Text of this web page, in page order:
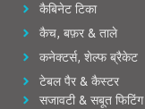
कैबिनेट टिका
कैच, बफ़र & ताले
कनेक्टर्स, शेल्फ ब्रैकेट
टेबल पैर & कैस्टर
सजावटी & सबूत फिटिंग